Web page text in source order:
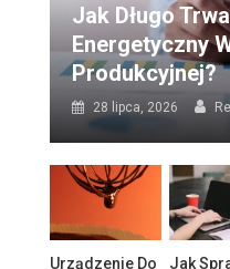
Jak Długo
Energetyczny
Produkcyjnej?
28 lipca, 2026
Urządzenie Do
Jak